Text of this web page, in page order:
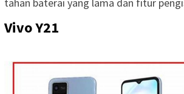
tahan baterai yang lama dan fitur
Vivo Y21